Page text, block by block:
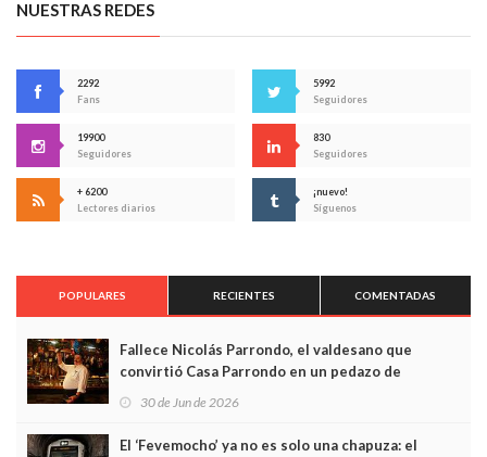
NUESTRAS REDES
2292
Fans
5992
Seguidores
19900
Seguidores
830
Seguidores
+ 6200
Lectores diarios
¡nuevo!
Síguenos
POPULARES RECIENTES COMENTADAS
Fallece Nicolás Parrondo, el valdesano que
convirtió Casa Parrondo en un pedazo de
Asturias en Madrid
30 de Jun de 2026
El ‘Fevemocho’ ya no es solo una chapuza: el